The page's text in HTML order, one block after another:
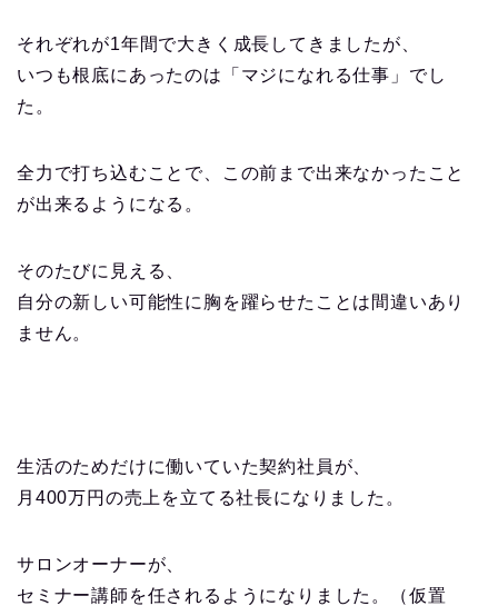
それぞれが1年間で大きく成長してきましたが、
いつも根底にあったのは「マジになれる仕事」でし
た。
全力で打ち込むことで、この前まで出来なかったこと
が出来るようになる。
そのたびに見える、
自分の新しい可能性に胸を躍らせたことは間違いあり
ません。
生活のためだけに働いていた契約社員が、
月400万円の売上を立てる社長になりました。
サロンオーナーが、
セミナー講師を任されるようになりました。（仮置